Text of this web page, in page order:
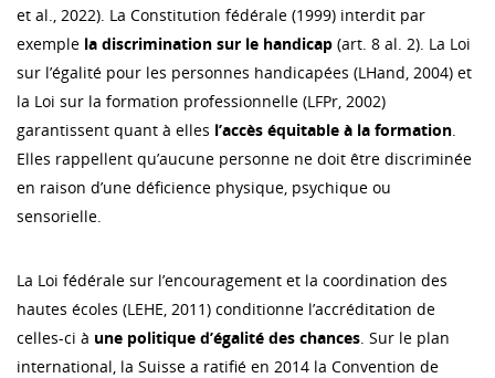
et al., 2022). La Constitution fédérale (1999) interdit par
exemple la discrimination sur le handicap (art. 8 al. 2). La Loi
sur l’égalité pour les personnes handicapées (LHand, 2004) et
la Loi sur la formation professionnelle (LFPr, 2002)
garantissent quant à elles l’accès équitable à la formation.
Elles rappellent qu’aucune personne ne doit être discriminée
en raison d’une déficience physique, psychique ou
sensorielle.
La Loi fédérale sur l’encouragement et la coordination des
hautes écoles (LEHE, 2011) conditionne l’accréditation de
celles-ci à une politique d’égalité des chances. Sur le plan
international, la Suisse a ratifié en 2014 la Convention de